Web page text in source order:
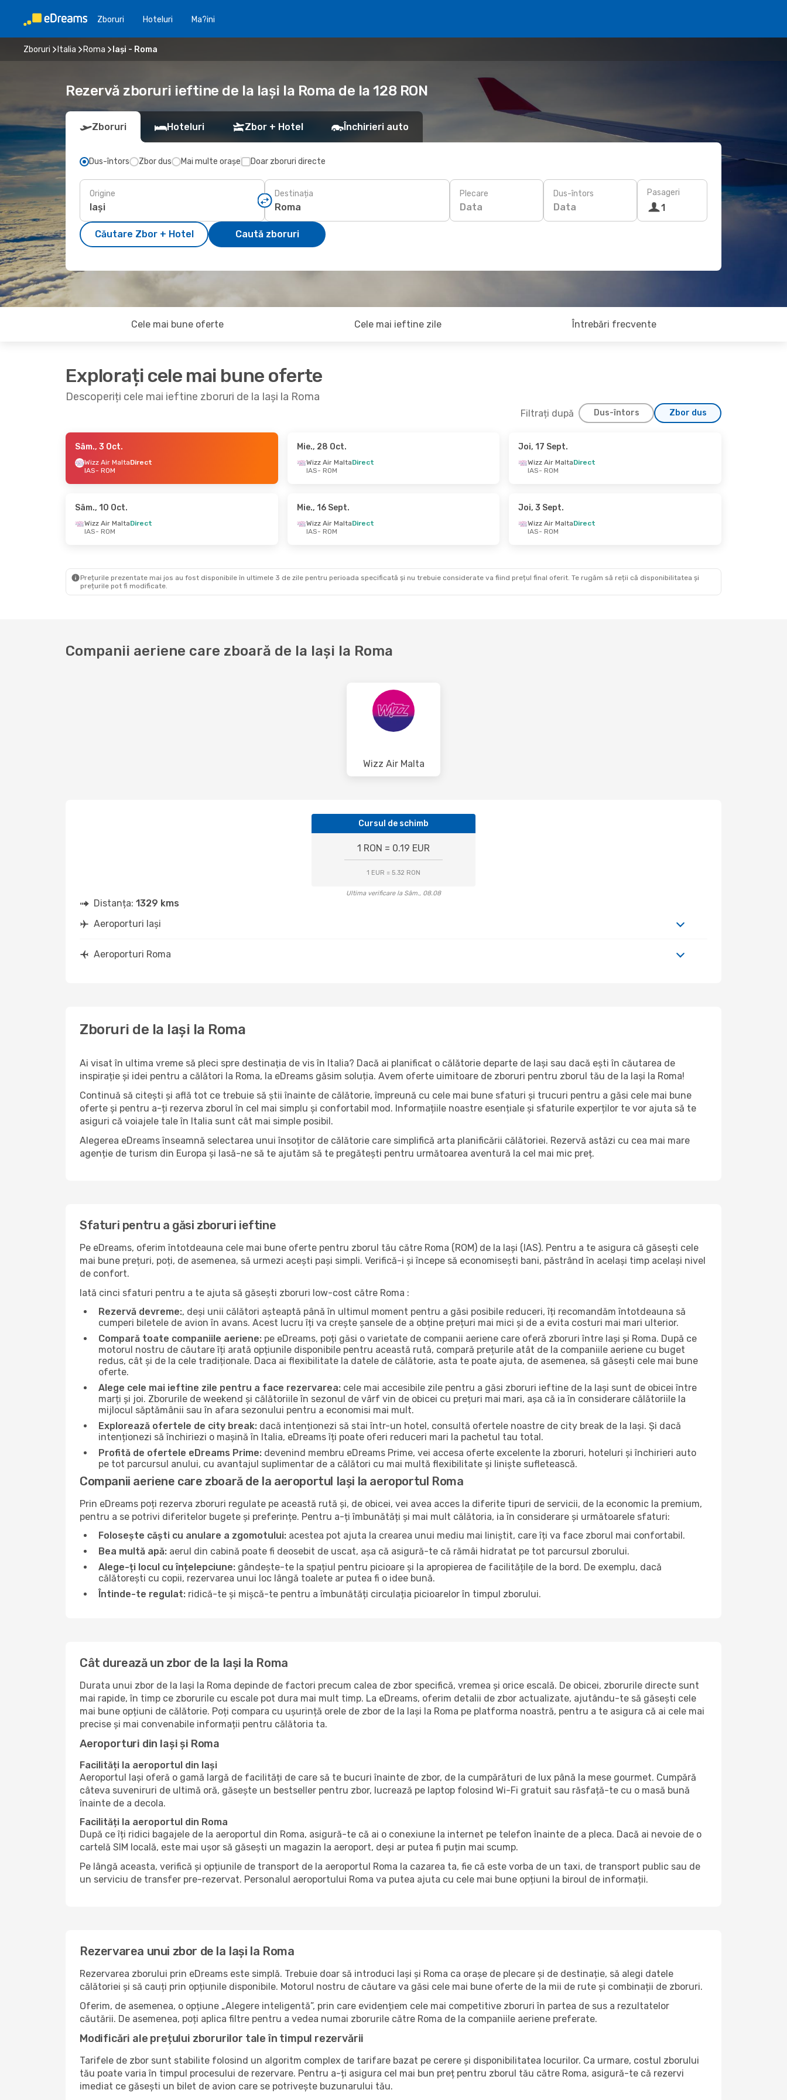
Zboruri Hoteluri Ma?ini
Zboruri Italia Roma Iași - Roma
Rezervă zboruri ieftine de la Iași la Roma de la 128 RON
Zboruri Hoteluri Zbor + Hotel Închirieri auto
Dus-întors Zbor dus Mai multe orașe Doar zboruri directe
Origine Destinația Plecare
Data
Dus-întors
Data
Pasageri
1
Căutare Zbor + Hotel Caută zboruri
Cele mai bune oferte Cele mai ieftine zile Întrebări frecvente
Explorați cele mai bune oferte
Descoperiți cele mai ieftine zboruri de la Iași la Roma
Filtrați după Dus-întors Zbor dus
- Sâm., 17 Oct.
Direct
- Lun., 2 Nov. - Sâm., 12 Sept.
ROM- IAS
- Dum., 30 Aug.
ROM
- IAS
Sâm., 3 Oct.
Wizz Air MaltaDirect
IAS- ROM
Mie., 28 Oct.
Wizz Air MaltaDirect
IAS- ROM
Joi, 17 Sept.
Wizz Air MaltaDirect
IAS- ROM
Sâm., 10 Oct.
Wizz Air MaltaDirect
IAS- ROM
Mie., 16 Sept.
Wizz Air MaltaDirect
IAS- ROM
Joi, 3 Sept.
Wizz Air MaltaDirect
IAS- ROM
Prețurile prezentate mai jos au fost disponibile în ultimele 3 de zile pentru perioada specificată și nu trebuie considerate va fiind prețul final oferit. Te rugăm să reții că disponibilitatea și
prețurile pot fi modificate.
Companii aeriene care zboară de la Iași la Roma
Wizz Air Malta
Cursul de schimb
1 RON = 0.19 EUR
1 EUR = 5.32 RON
Ultima verificare la Sâm., 08.08
Distanța: 1329 kms
Aeroporturi Iași
Aeroporturi Roma
Zboruri de la Iași la Roma
Ai visat în ultima vreme să pleci spre destinația de vis în Italia? Dacă ai planificat o călătorie departe de Iași sau dacă ești în căutarea de
inspirație și idei pentru a călători la Roma, la eDreams găsim soluția. Avem oferte uimitoare de zboruri pentru zborul tău de la Iași la Roma!
Continuă să citești și află tot ce trebuie să știi înainte de călătorie, împreună cu cele mai bune sfaturi și trucuri pentru a găsi cele mai bune
oferte și pentru a-ți rezerva zborul în cel mai simplu și confortabil mod. Informațiile noastre esențiale și sfaturile experților te vor ajuta să te
asiguri că voiajele tale în Italia sunt cât mai simple posibil.
Alegerea eDreams înseamnă selectarea unui însoțitor de călătorie care simplifică arta planificării călătoriei. Rezervă astăzi cu cea mai mare
agenție de turism din Europa și lasă-ne să te ajutăm să te pregătești pentru următoarea aventură la cel mai mic preț.
Sfaturi pentru a găsi zboruri ieftine
Pe eDreams, oferim întotdeauna cele mai bune oferte pentru zborul tău către Roma (ROM) de la Iași (IAS). Pentru a te asigura că găsești cele
mai bune prețuri, poți, de asemenea, să urmezi acești pași simpli. Verifică-i și începe să economisești bani, păstrând în același timp același nivel
de confort.
Iată cinci sfaturi pentru a te ajuta să găsești zboruri low-cost către Roma :
Rezervă devreme:, deși unii călători așteaptă până în ultimul moment pentru a găsi posibile reduceri, îți recomandăm întotdeauna să
cumperi biletele de avion în avans. Acest lucru îți va crește șansele de a obține prețuri mai mici și de a evita costuri mai mari ulterior.
Compară toate companiile aeriene: pe eDreams, poți găsi o varietate de companii aeriene care oferă zboruri între Iași și Roma. După ce
motorul nostru de căutare îți arată opțiunile disponibile pentru această rută, compară prețurile atât de la companiile aeriene cu buget
redus, cât și de la cele tradiționale. Daca ai flexibilitate la datele de călătorie, asta te poate ajuta, de asemenea, să găsești cele mai bune
oferte.
Alege cele mai ieftine zile pentru a face rezervarea: cele mai accesibile zile pentru a găsi zboruri ieftine de la Iași sunt de obicei între
marți și joi. Zborurile de weekend și călătoriile în sezonul de vârf vin de obicei cu prețuri mai mari, așa că ia în considerare călătoriile la
mijlocul săptămânii sau în afara sezonului pentru a economisi mai mult.
Explorează ofertele de city break: dacă intenționezi să stai într-un hotel, consultă ofertele noastre de city break de la Iași. Și dacă
intenționezi să închiriezi o mașină în Italia, eDreams îți poate oferi reduceri mari la pachetul tau total.
Profită de ofertele eDreams Prime: devenind membru eDreams Prime, vei accesa oferte excelente la zboruri, hoteluri și închirieri auto
pe tot parcursul anului, cu avantajul suplimentar de a călători cu mai multă flexibilitate și liniște sufletească.
Companii aeriene care zboară de la aeroportul Iași la aeroportul Roma
Prin eDreams poți rezerva zboruri regulate pe această rută și, de obicei, vei avea acces la diferite tipuri de servicii, de la economic la premium,
pentru a se potrivi diferitelor bugete și preferințe. Pentru a-ți îmbunătăți și mai mult călătoria, ia în considerare și următoarele sfaturi:
Folosește căști cu anulare a zgomotului: acestea pot ajuta la crearea unui mediu mai liniștit, care îți va face zborul mai confortabil.
Bea multă apă: aerul din cabină poate fi deosebit de uscat, așa că asigură-te că rămâi hidratat pe tot parcursul zborului.
Alege-ți locul cu înțelepciune: gândește-te la spațiul pentru picioare și la apropierea de facilitățile de la bord. De exemplu, dacă
călătorești cu copii, rezervarea unui loc lângă toalete ar putea fi o idee bună.
Întinde-te regulat: ridică-te și mișcă-te pentru a îmbunătăți circulația picioarelor în timpul zborului.
Cât durează un zbor de la Iași la Roma
Durata unui zbor de la Iași la Roma depinde de factori precum calea de zbor specifică, vremea și orice escală. De obicei, zborurile directe sunt
mai rapide, în timp ce zborurile cu escale pot dura mai mult timp. La eDreams, oferim detalii de zbor actualizate, ajutându-te să găsești cele
mai bune opțiuni de călătorie. Poți compara cu ușurință orele de zbor de la Iași la Roma pe platforma noastră, pentru a te asigura că ai cele mai
precise și mai convenabile informații pentru călătoria ta.
Aeroporturi din Iași și Roma
Facilități la aeroportul din Iași
Aeroportul Iași oferă o gamă largă de facilități de care să te bucuri înainte de zbor, de la cumpărături de lux până la mese gourmet. Cumpără
câteva suveniruri de ultimă oră, găsește un bestseller pentru zbor, lucrează pe laptop folosind Wi-Fi gratuit sau răsfață-te cu o masă bună
înainte de a decola.
Facilități la aeroportul din Roma
După ce îți ridici bagajele de la aeroportul din Roma, asigură-te că ai o conexiune la internet pe telefon înainte de a pleca. Dacă ai nevoie de o
cartelă SIM locală, este mai ușor să găsești un magazin la aeroport, deși ar putea fi puțin mai scump.
Pe lângă aceasta, verifică și opțiunile de transport de la aeroportul Roma la cazarea ta, fie că este vorba de un taxi, de transport public sau de
un serviciu de transfer pre-rezervat. Personalul aeroportului Roma va putea ajuta cu cele mai bune opțiuni la biroul de informații.
Rezervarea unui zbor de la Iași la Roma
Rezervarea zborului prin eDreams este simplă. Trebuie doar să introduci Iași și Roma ca orașe de plecare și de destinație, să alegi datele
călătoriei și să cauți prin opțiunile disponibile. Motorul nostru de căutare va găsi cele mai bune oferte de la mii de rute și combinații de zboruri.
Oferim, de asemenea, o opțiune „Alegere inteligentă”, prin care evidențiem cele mai competitive zboruri în partea de sus a rezultatelor
căutării. De asemenea, poți aplica filtre pentru a vedea numai zborurile către Roma de la companiile aeriene preferate.
Modificări ale prețului zborurilor tale în timpul rezervării
Tarifele de zbor sunt stabilite folosind un algoritm complex de tarifare bazat pe cerere și disponibilitatea locurilor. Ca urmare, costul zborului
tău poate varia în timpul procesului de rezervare. Pentru a-ți asigura cel mai bun preț pentru zborul tău către Roma, asigură-te că rezervi
imediat ce găsești un bilet de avion care se potrivește buzunarului tău.